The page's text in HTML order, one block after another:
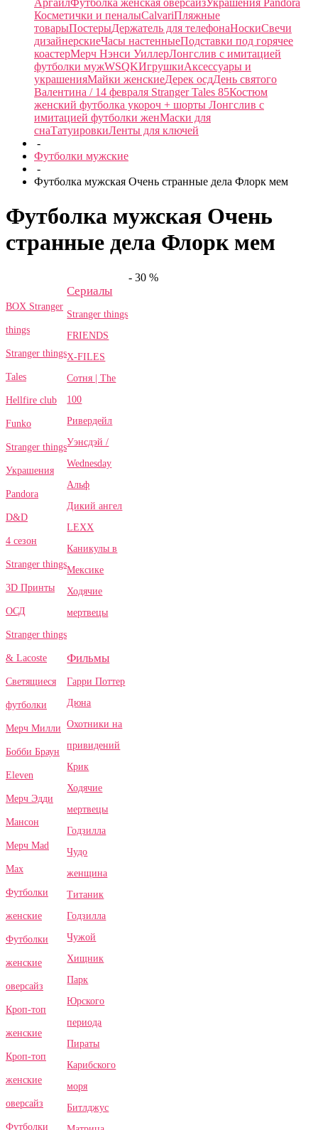
АргайлФутболка женская оверсайзУкрашения Pandora
Косметички и пеналыCalvariПляжные
товарыПостерыДержатель для телефонаНоскиСвечи
дизайнерскиеЧасы настенныеПодставки под горячее
коастерМерч Нэнси УиллерЛонгслив с имитацией
футболки мужWSQKИгрушкиАксессуары и
украшенияМайки женскиеДерек осдДень святого
Валентина / 14 февраля Stranger Tales 85Костюм
женский футболка укороч + шорты Лонгслив с
имитацией футболки женМаски для
снаТатуировкиЛенты для ключей
-
Футболки мужские
-
Футболка мужская Очень странные дела Флорк мем
Футболка мужская Очень
странные дела Флорк мем
BOX Stranger
things
Stranger things
Tales
Hellfire club
Funko
Stranger things
Украшения
Pandora
D&D
4 сезон
Stranger things
3D Принты
ОСД
Stranger things
& Lacoste
Светящиеся
футболки
Мерч Милли
Бобби Браун
Eleven
Мерч Эдди
Мансон
Мерч Mad
Max
Футболки
женские
Футболки
женские
оверсайз
Кроп-топ
женские
Кроп-топ
женские
оверсайз
Футболки
Сериалы
Stranger things
FRIENDS
X-FILES
Сотня | The
100
Ривердейл
Уэнсдэй /
Wednesday
Альф
Дикий ангел
LEXX
Каникулы в
Мексике
Ходячие
мертвецы
Фильмы
Гарри Поттер
Дюна
Охотники на
привидений
Крик
Ходячие
мертвецы
Годзилла
Чудо
женщина
Титаник
Годзилла
Чужой
Хищник
Парк
Юрского
периода
Пираты
Карибского
моря
Битлджус
- 30 %